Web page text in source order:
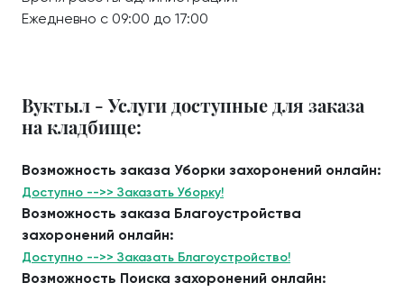
Ежедневно с 09:00 до 17:00
Вуктыл - Услуги доступные для заказа
на кладбище:
Возможность заказа Уборки захоронений онлайн:
Доступно -->> Заказать Уборку!
Возможность заказа Благоустройства
захоронений онлайн:
Доступно -->> Заказать Благоустройство!
Возможность Поиска захоронений онлайн: